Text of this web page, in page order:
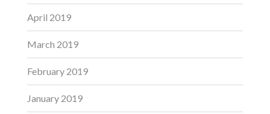
April 2019
March 2019
February 2019
January 2019